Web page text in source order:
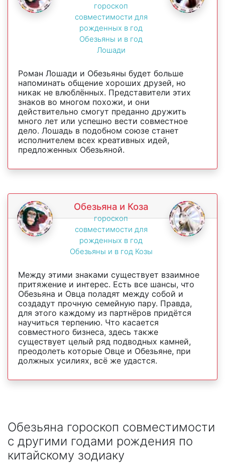
гороскоп
совместимости для
рожденных в год
Обезьяны и в год
Лошади
Роман Лошади и Обезьяны будет больше
напоминать общение хороших друзей, но
никак не влюблённых. Представители этих
знаков во многом похожи, и они
действительно смогут преданно дружить
много лет или успешно вести совместное
дело. Лошадь в подобном союзе станет
исполнителем всех креативных идей,
предложенных Обезьяной.
Обезьяна и Коза
гороскоп
совместимости для
рожденных в год
Обезьяны и в год Козы
Между этими знаками существует взаимное
притяжение и интерес. Есть все шансы, что
Обезьяна и Овца поладят между собой и
создадут прочную семейную пару. Правда,
для этого каждому из партнёров придётся
научиться терпению. Что касается
совместного бизнеса, здесь также
существует целый ряд подводных камней,
преодолеть которые Овце и Обезьяне, при
должных усилиях, всё же удастся.
Обезьяна гороскоп совместимости
с другими годами рождения по
китайскому зодиаку